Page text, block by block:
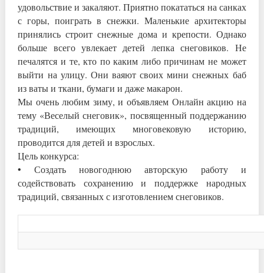
удовольствие и закаляют. Приятно покататься на санках
с горы, поиграть в снежки. Маленькие архитекторы
принялись строит снежные дома и крепости. Однако
больше всего увлекает детей лепка снеговиков. Не
печалятся и те, кто по каким либо причинам не может
выйти на улицу. Они ваяют своих мини снежных баб
из ваты и ткани, бумаги и даже макарон.
Мы очень любим зиму, и объявляем Онлайн акцию на
тему «Веселый снеговик», посвященный поддержанию
традиций, имеющих многовековую историю,
проводится для детей и взрослых.
Цель конкурса:
• Создать новогоднюю авторскую работу и
содействовать сохранению и поддержке народных
традиций, связанных с изготовлением снеговиков.